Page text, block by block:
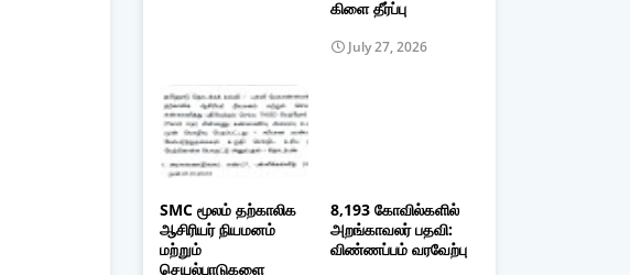
கிளை தீர்ப்பு
July 27, 2026
SMC மூலம் தற்காலிக
ஆசிரியர் நியமனம்
மற்றும்
செயல்பாடுகளை
8,193 கோவில்களில்
அறங்காவலர் பதவி:
விண்ணப்பம் வரவேற்பு